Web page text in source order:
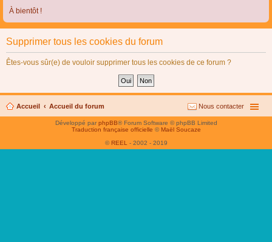
À bientôt !
Supprimer tous les cookies du forum
Êtes-vous sûr(e) de vouloir supprimer tous les cookies de ce forum ?
Accueil Accueil du forum Nous contacter
Développé parphpBB® Forum Software © phpBB Limited
Traduction française officielle © Maël Soucaze
© REEL - 2002 - 2019